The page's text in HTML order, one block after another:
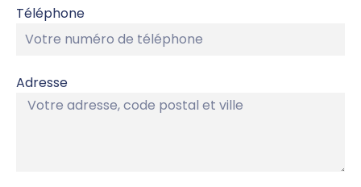
Téléphone
Adresse